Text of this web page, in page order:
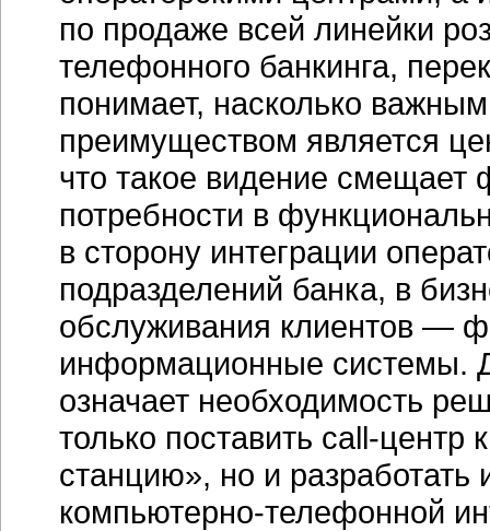
по продаже всей линейки
телефонного банкинга,
понимает, насколько
преимуществом является
что такое видение смещает
потребности в
в сторону интеграции
подразделений банка, в
обслуживания клиентов —
информационные системы.
означает необходимость
только поставить call-
станцию», но и разработать
компьютерно-телефонной